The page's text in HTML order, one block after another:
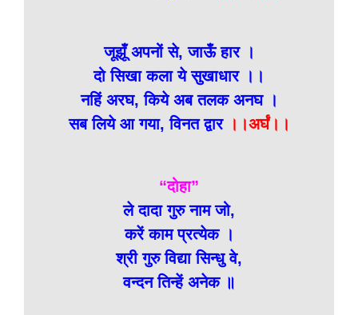
जूझूँ अपनों से, जाऊँ हार ।
दो सिखा कला ये सुखाधार ।।
नहिं अरघ, किये अब तलक अनघ ।
सब लिये आ गया, विनत द्वार।।अर्घं।।
“दोहा”
ले दादा गुरु नाम जो,
करें काम प्रत्येक ।
श्री गुरु विद्या सिन्धु वे,
वन्दन तिन्हें अनेक ॥